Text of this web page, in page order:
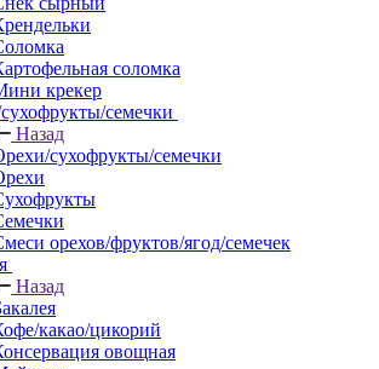
соломка
крекер
семечки
Назад
сухофрукты/семечки
орехов/фруктов/ягод/семечек
Назад
какао/цикорий
овощная